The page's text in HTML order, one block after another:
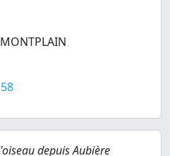
depuis Aubière